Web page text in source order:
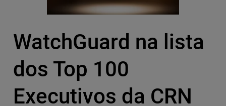
WatchGuard na lista
dos Top 100
Executivos da CRN